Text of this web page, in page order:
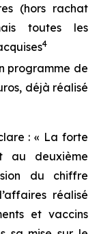
(hors rachat
toutes les
4
programme de
déjà réalisé
:« La forte
au deuxième
du chiffre
réalisé
et vaccins